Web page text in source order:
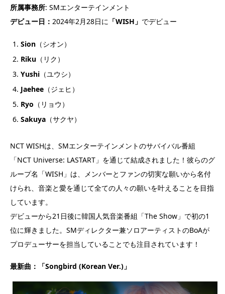
所属事務所: SMエンターテインメント
デビュー日： 2024年2月28日に 「WISH 」 でデビュー
Sion （シオン）
Riku （リク）
Yushi （ユウシ）
Jaehee （ジェヒ）
Ryo （リョウ）
Sakuya （サクヤ）
NCT WISHは、SMエンターテインメントのサバイバル番組
「NCT Universe: LASTART」を通じて結成されました！彼らのグ
ループ名「WISH」は、メンバーとファンの切実な願いから名付
けられ、音楽と愛を通じて全ての人々の願いを叶えることを目指
しています。
デビューから21日後に韓国人気音楽番組「The Show」で初の1
位に輝きました。SMディレクター兼ソロアーティストのBoAが
プロデューサーを担当していることでも注目されています！
最新曲：「Songbird (Korean Ver.)」